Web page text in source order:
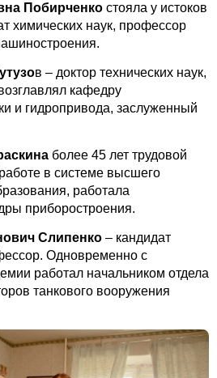
Побирченко стояла у истоков
химических наук, профессор
в – доктор технических наук,
кафедру
и гидропривода, заслуженный
более 45 лет трудовой
в системе высшего
работала
приборостроения.
Слипенко – кандидат
Одновременно с
работал начальником отдела
танкового вооружения